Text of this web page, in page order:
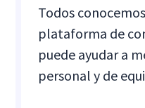
Todos
plataforma de
puede ayudar a
personal y de